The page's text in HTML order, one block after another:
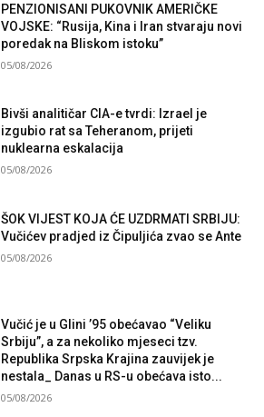
PENZIONISANI PUKOVNIK AMERIČKE
VOJSKE: “Rusija, Kina i Iran stvaraju novi
poredak na Bliskom istoku”
05/08/2026
Bivši analitičar CIA-e tvrdi: Izrael je
izgubio rat sa Teheranom, prijeti
nuklearna eskalacija
05/08/2026
ŠOK VIJEST KOJA ĆE UZDRMATI SRBIJU:
Vučićev pradjed iz Čipuljića zvao se Ante
05/08/2026
Vučić je u Glini ’95 obećavao “Veliku
Srbiju”, a za nekoliko mjeseci tzv.
Republika Srpska Krajina zauvijek je
nestala_ Danas u RS-u obećava isto...
05/08/2026